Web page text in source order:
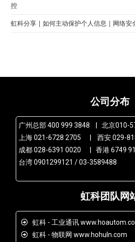
控
虹科分享 | 如何主动保护个人信息 | 网络安
公司分布
广州总部 400 999 3848 | 北京010-
上海 021-6728 2705 | 西安 029-
成都 028-6391 0020 | 香港 6749
台湾 0901299121 / 03-3589488
虹科团队网
虹科 - 工业通讯
虹科 - 物联网 www.hohuln.com